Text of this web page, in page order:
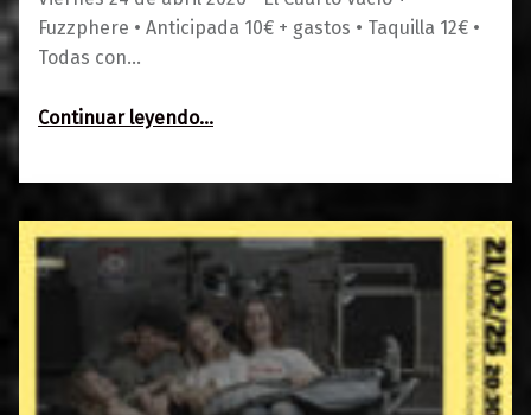
Fuzzphere • Anticipada 10€ + gastos • Taquilla 12€ •
Todas con…
Continuar leyendo…